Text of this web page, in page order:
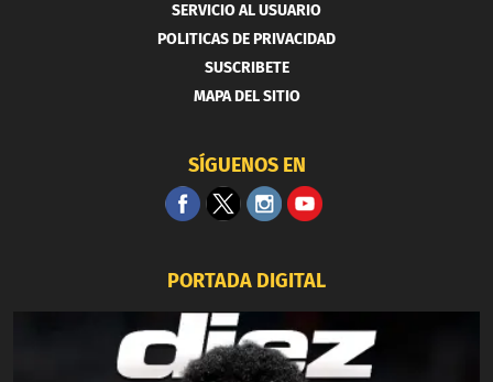
SERVICIO AL USUARIO
POLITICAS DE PRIVACIDAD
SUSCRIBETE
MAPA DEL SITIO
SÍGUENOS EN
PORTADA DIGITAL